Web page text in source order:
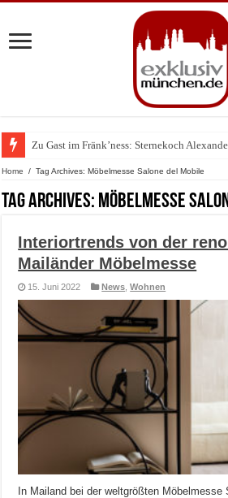
Zu Gast im Fränk’ness: Sternekoch
Home / Tag Archives: Möbelmesse Salone del Mobile
Tag Archives: Möbelmesse
Interiortrends von der
Mailänder Möbelmesse
15. Juni 2022 News ,Wohnen
In Mailand bei der weltgrößten Möbelmesse